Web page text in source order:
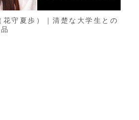
守夏歩）｜清楚な大学生との